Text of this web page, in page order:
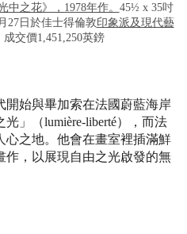
中之花》，1978年作。 45½ x 35吋
27日於佳士得倫敦印象派及現代藝
成交價1,451,250英鎊
開始與畢加索在法國蔚藍海岸
」（lumière-liberté），而法
心之地。他會在畫室裡插滿鮮
作 ，以展現自由之光啟發的無